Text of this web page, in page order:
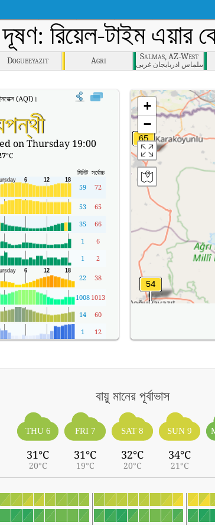
রিয়েল-টাইম এয়ার
Dogubeyazit Agri Salmas, AZ-West
سلماس آذربایجان غربی
(AQI)।
on Thursday 19:00
°C
মিনিট সর্বোচ্চ
59
72
53
65
35
66
1
6
1
2
22 38
1008 1013
14
60
1
12
+
−
বায়ু মানের পূর্বাভাস
THU 6
31°C
20°C
FRI 7
31°C
19°C
SAT 8
32°C
20°C
SUN 9
34°C
21°C